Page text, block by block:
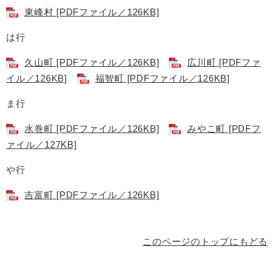
東峰村 [PDFファイル／126KB]
は行
久山町 [PDFファイル／126KB]
広川町 [PDFファ
イル／126KB]
福智町 [PDFファイル／126KB]
ま行
水巻町 [PDFファイル／126KB]
みやこ町 [PDFフ
ァイル／127KB]
や行
吉富町 [PDFファイル／126KB]
このページのトップにもどる